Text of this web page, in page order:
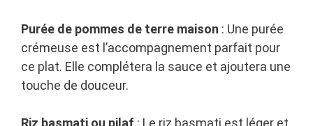
Purée de pommes de terre maison : Une purée
crémeuse est l’accompagnement parfait pour
ce plat. Elle complétera la sauce et ajoutera une
touche de douceur.
Riz basmati ou pilaf : Le riz basmati est léger et